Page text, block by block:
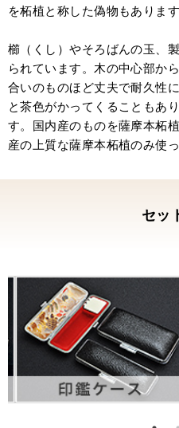
を柘植と称した偽物もあります
櫛（くし）やそろばんの玉、
られています。木の中心部か
合いのものほど丈夫で耐久性
と茶色がかってくることもあ
す。国内産のものを薩摩本柘
産の上質な薩摩本柘植のみ使っ
セッ